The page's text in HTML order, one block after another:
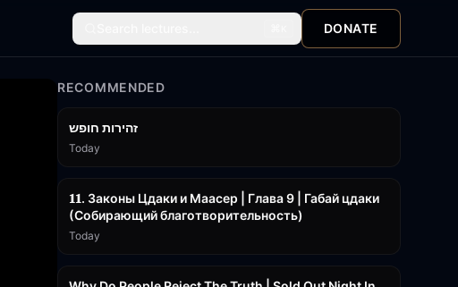
DONATE
RECOMMENDED
זהירות חופש
Today
𝟏𝟏. Законы Цдаки и Маасер | Глава 9 | Габай цдаки
(Собирающий благотворительность)
Today